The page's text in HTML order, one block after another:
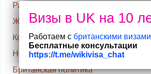
Работа и бизнес в UK
Жизнь в UK
Коронавирус
Home Office – МВД UK
Британская политика
Работаем с британскими визами
Бесплатные консультации
https://t.me/wikivisa_chat